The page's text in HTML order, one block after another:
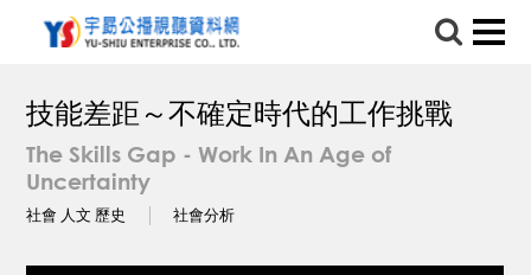
技能差距～不確定時代的工作挑戰
The Skills Gap - Work In An Age of
Uncertainty
社會 人文 歷史 社會分析